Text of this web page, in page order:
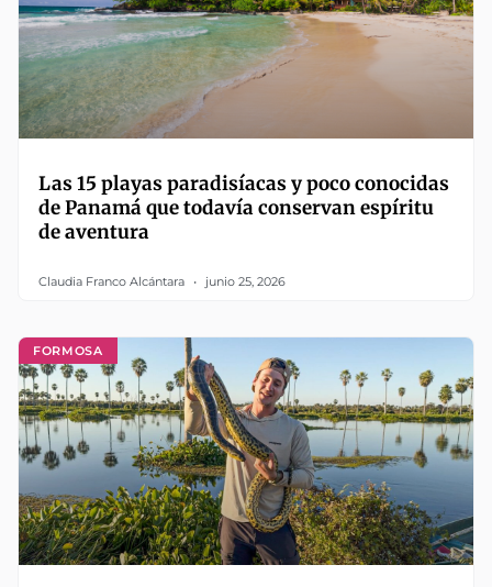
Las 15 playas paradisíacas y poco conocidas
de Panamá que todavía conservan espíritu
de aventura
Claudia Franco Alcántara junio 25, 2026
FORMOSA